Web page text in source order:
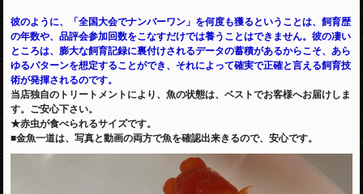
彼のように、「全国大会でナンバーワン」を何度も獲るということは、飼育歴
の年数や、品評会参加回数をこなすだけでは養うことはできません。彼の凄い
ところは、膨大な飼育記録に裏付けされるデータの蓄積があるからこそ、あら
ゆるパターンを想定することができ、それによって確実で正確と言える飼育技
術が発揮されるのです。
当店独自のトリートメントにより、魚の状態は、ベストでお客様へお届けしま
す。ご安心下さい。
★赤虫が食べられるサイズです。
■金魚一道は、写真と動画の両方で魚を確認出来きるので、安心です。